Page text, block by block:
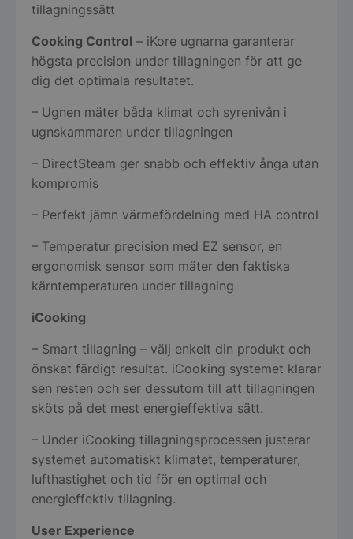
tillagningssätt
Cooking Control – iKore ugnarna garanterar
högsta precision under tillagningen för att ge
dig det optimala resultatet.
– Ugnen mäter båda klimat och syrenivån i
ugnskammaren under tillagningen
– DirectSteam ger snabb och effektiv ånga utan
kompromis
– Perfekt jämn värmefördelning med HA control
– Temperatur precision med EZ sensor, en
ergonomisk sensor som mäter den faktiska
kärntemperaturen under tillagning
iCooking
– Smart tillagning – välj enkelt din produkt och
önskat färdigt resultat. iCooking systemet klarar
sen resten och ser dessutom till att tillagningen
sköts på det mest energieffektiva sätt.
– Under iCooking tillagningsprocessen justerar
systemet automatiskt klimatet, temperaturer,
lufthastighet och tid för en optimal och
energieffektiv tillagning.
User Experience